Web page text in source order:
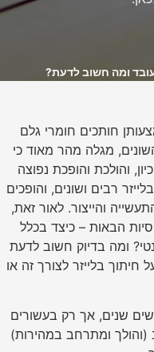
עובד ומה חשוב לדעת?
חותכים חומרי גלם
מגלה מהר מאוד כי
והולכת והופכת נפוצה
רבים ושונים, והופכים
והייצור. לאור זאת,
הבאות – כיצד בכלל
ומה בדיוק חשוב לדעת
בלייזר לצורך זה או
שנים, אך רק בעשורים
ומתרחב במהירות)